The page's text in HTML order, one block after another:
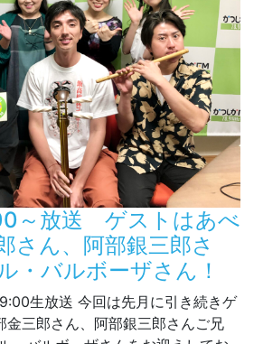
～放送 ゲストはあべ
さん、阿部銀三郎さ
・バルボーザさん！
生放送 今回は先月に引き続きゲ
金三郎さん、阿部銀三郎さんご兄